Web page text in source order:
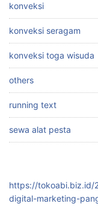
konveksi
konveksi seragam
konveksi toga wisuda
others
running text
sewa alat pesta
https://tokoabi.biz.id/
digital-marketing-